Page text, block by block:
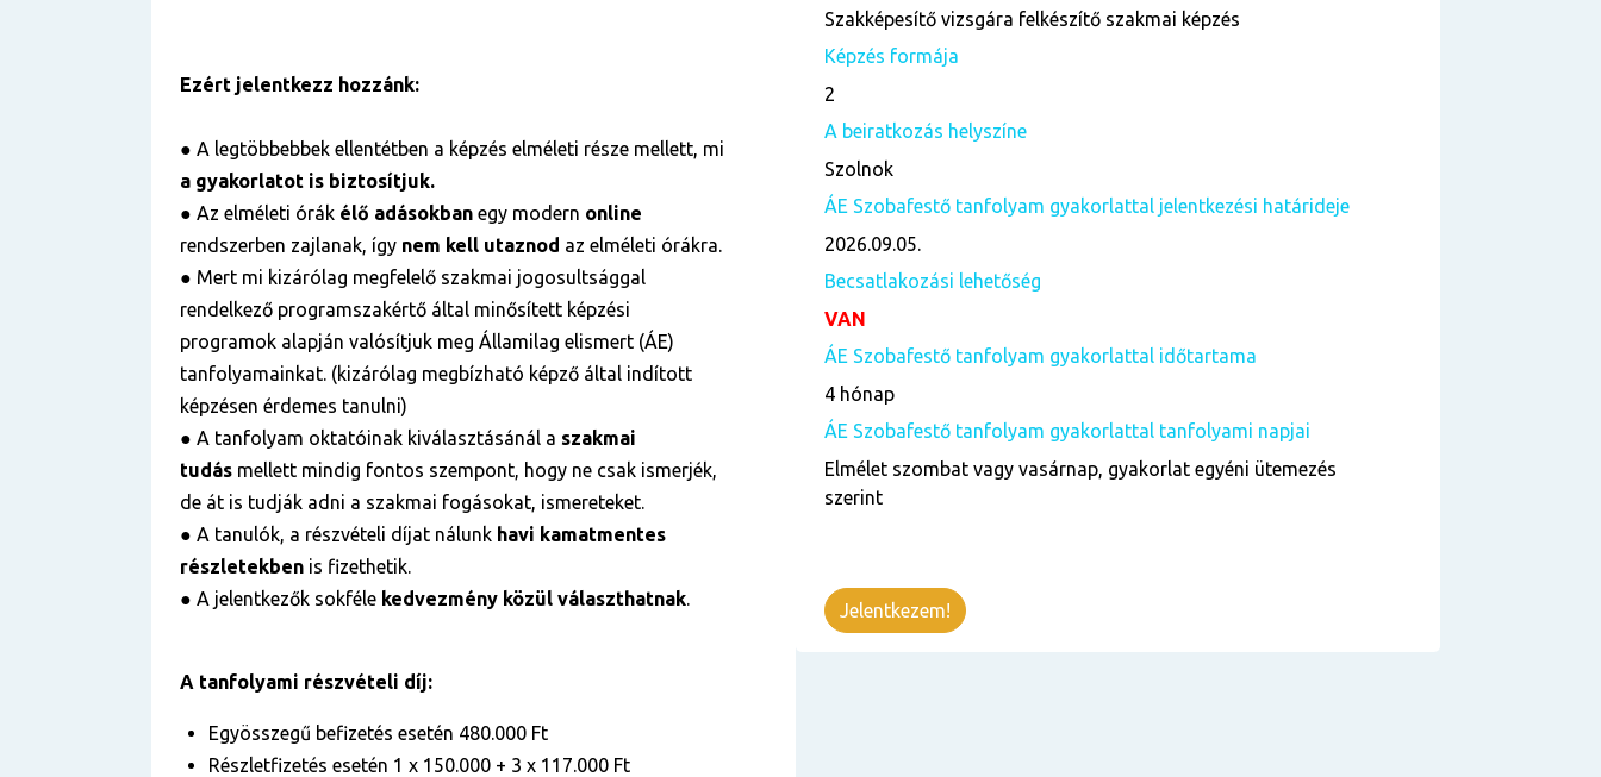
Ezért jelentkezz hozzánk:
● A legtöbbebbek ellentétben a képzés elméleti része mellett, mi
a gyakorlatot is biztosítjuk.
● Az elméleti órák élő adásokban egy modern online
rendszerben zajlanak, így nem kell utaznod az elméleti órákra.
● Mert mi kizárólag megfelelő szakmai jogosultsággal
rendelkező programszakértő által minősített képzési
programok alapján valósítjuk meg Államilag elismert (ÁE)
tanfolyamainkat. (kizárólag megbízható képző által indított
képzésen érdemes tanulni)
● A tanfolyam oktatóinak kiválasztásánál a szakmai
tudás mellett mindig fontos szempont, hogy ne csak ismerjék,
de át is tudják adni a szakmai fogásokat, ismereteket.
● A tanulók, a részvételi díjat nálunk havi kamatmentes
részletekben is fizethetik.
● A jelentkezők sokféle kedvezmény közül választhatnak.
A tanfolyami részvételi díj:
Egyösszegű befizetés esetén 480.000 Ft
Részletfizetés esetén 1 x 150.000 + 3 x 117.000 Ft
Szakképesítő vizsgára felkészítő szakmai képzés
Képzés formája
2
A beiratkozás helyszíne
Szolnok
ÁE Szobafestő tanfolyam gyakorlattal jelentkezési határideje
2026.09.05.
Becsatlakozási lehetőség
VAN
ÁE Szobafestő tanfolyam gyakorlattal időtartama
4 hónap
ÁE Szobafestő tanfolyam gyakorlattal tanfolyami napjai
Elmélet szombat vagy vasárnap, gyakorlat egyéni ütemezés
szerint
Jelentkezem!